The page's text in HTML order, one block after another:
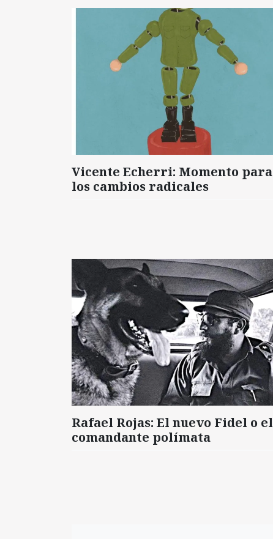
Vicente Echerri: Momento para
los cambios radicales
Rafael Rojas: El nuevo Fidel o el
comandante polímata